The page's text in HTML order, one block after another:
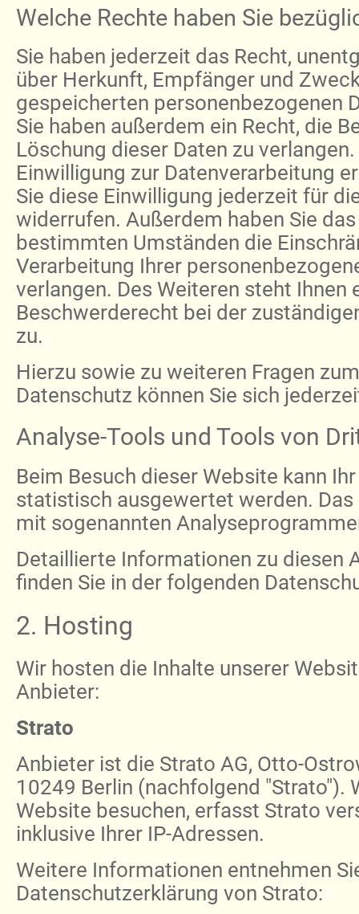
Welche Rechte haben Sie
Sie haben jederzeit das Recht,
über Herkunft, Empfänger und
gespeicherten personenbezogenen
Sie haben außerdem ein Recht, die
Löschung dieser Daten zu verlangen.
Einwilligung zur Datenverarbeitung
Sie diese Einwilligung jederzeit für
widerrufen. Außerdem haben Sie
bestimmten Umständen die
Verarbeitung Ihrer
verlangen. Des Weiteren steht Ihnen
Beschwerderecht bei der
zu.
Hierzu sowie zu weiteren Fragen
Datenschutz können Sie sich
Analyse-Tools und Tools von
Beim Besuch dieser Website kann
statistisch ausgewertet werden.
mit sogenannten
Detaillierte Informationen zu diesen
finden Sie in der folgenden
2. Hosting
Wir hosten die Inhalte unserer
Anbieter:
Strato
Anbieter ist die Strato AG, Otto-
10249 Berlin (nachfolgend "Strato").
Website besuchen, erfasst Strato
inklusive Ihrer IP-Adressen.
Weitere Informationen entnehmen
Datenschutzerklärung von Strato: